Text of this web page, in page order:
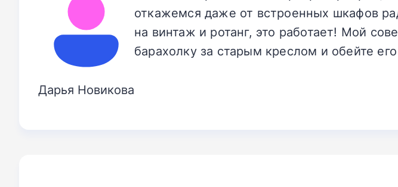
Дарья Новикова
откажемся даже от встроенных шкафов
на винтаж и ротанг, это работает! Мой
барахолку за старым креслом и обейте